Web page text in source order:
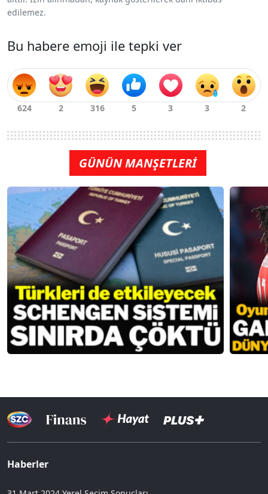
edilemez.
Bu habere emoji ile tepki ver
GÜNÜN MANŞETLERİ
Haberler